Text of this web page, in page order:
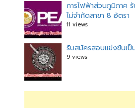
การไฟฟ้าส่วนภูมิภาค
ไม่จำกัดสาขา 8 อัตรา
11 views
รับสมัครสอบแข่งขันเ
9 views